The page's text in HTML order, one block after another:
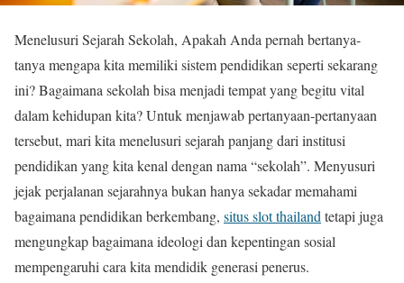
Menelusuri Sejarah Sekolah, Apakah Anda pernah bertanya-
tanya mengapa kita memiliki sistem pendidikan seperti sekarang
ini? Bagaimana sekolah bisa menjadi tempat yang begitu vital
dalam kehidupan kita? Untuk menjawab pertanyaan-pertanyaan
tersebut, mari kita menelusuri sejarah panjang dari institusi
pendidikan yang kita kenal dengan nama “sekolah”. Menyusuri
jejak perjalanan sejarahnya bukan hanya sekadar memahami
bagaimana pendidikan berkembang, situs slot thailandtetapi juga
mengungkap bagaimana ideologi dan kepentingan sosial
mempengaruhi cara kita mendidik generasi penerus.